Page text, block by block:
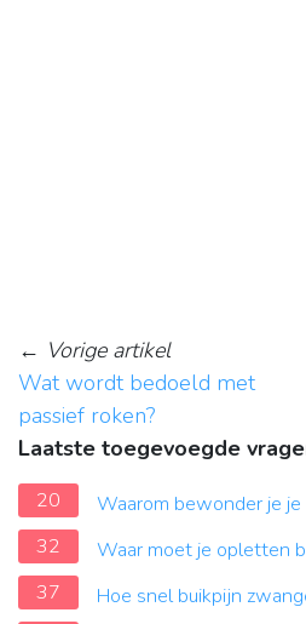
← Vorige artikel
Wat wordt bedoeld met
passief roken?
Laatste toegevoegde
20
Waarom bewonder je je
32
Waar moet je opletten
37
Hoe snel buikpijn